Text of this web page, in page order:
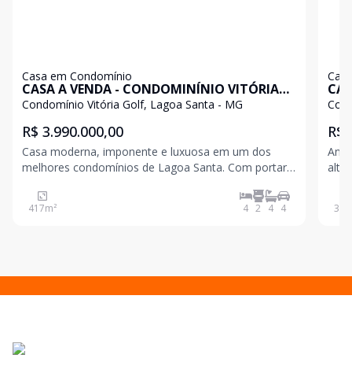
Casa em Condomínio
CASA A VENDA - CONDOMINÍNIO VITÓRIA
GOLF
Condomínio Vitória Golf, Lagoa Santa - MG
R$ 3.990.000,00
Casa moderna, imponente e luxuosa em um dos
melhores condomínios de Lagoa Santa. Com portaria
clube e campo de golfe. 1° pavimento conta com
uma sala ampla para 3 ambientes, escritório, lavabo,
417m² 4 2 4 4
R$
alto
na
340